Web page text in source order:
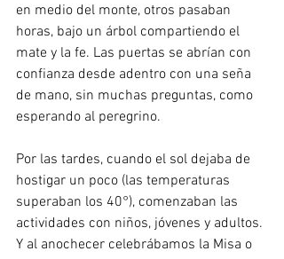
en medio del monte, otros pasaban
horas, bajo un árbol compartiendo el
mate y la fe. Las puertas se abrían con
confianza desde adentro con una seña
de mano, sin muchas preguntas, como
esperando al peregrino.
Por las tardes, cuando el sol dejaba de
hostigar un poco (las temperaturas
superaban los 40°), comenzaban las
actividades con niños, jóvenes y adultos.
Y al anochecer celebrábamos la Misa o